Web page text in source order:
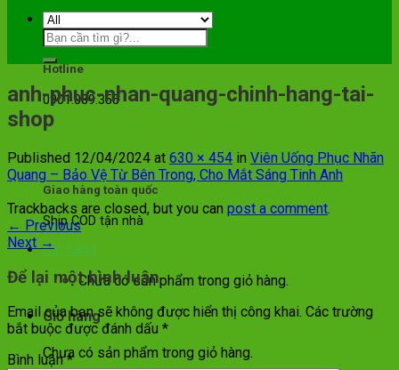
Hotline
0901.089.355
Giao hàng toàn quốc
Ship COD tận nhà
Giỏ hàng
Chưa có sản phẩm trong giỏ hàng.
Giỏ hàng
Chưa có sản phẩm trong giỏ hàng.
anh-phuc-nhan-quang-chinh-hang-tai-
shop
Published 12/04/2024 at 630 × 454 in Viên Uống Phục Nhãn
Quang – Bảo Vệ Từ Bên Trong, Cho Mắt Sáng Tinh Anh
Trackbacks are closed, but you can post a comment.
← Previous
Next →
Để lại một bình luận
Email của bạn sẽ không được hiển thị công khai. Các trường
bắt buộc được đánh dấu *
Bình luận*